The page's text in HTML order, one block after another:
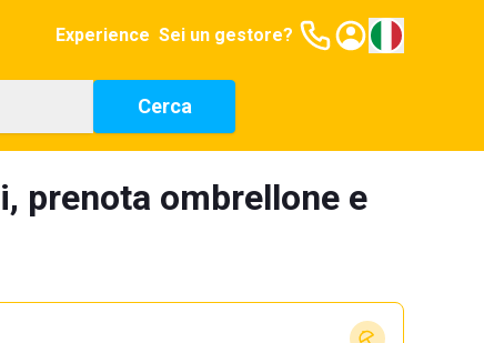
Experience Sei un gestore?
Cerca
prenota ombrellone e